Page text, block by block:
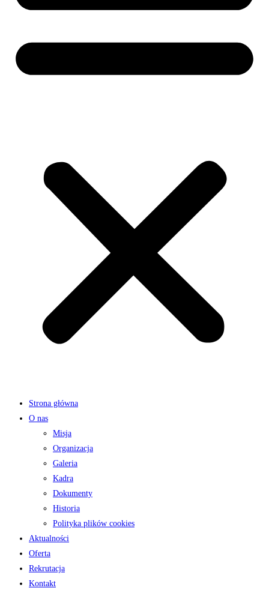
Strona główna
O nas
Misja
Organizacja
Galeria
Kadra
Dokumenty
Historia
Polityka plików cookies
Aktualności
Oferta
Rekrutacja
Kontakt